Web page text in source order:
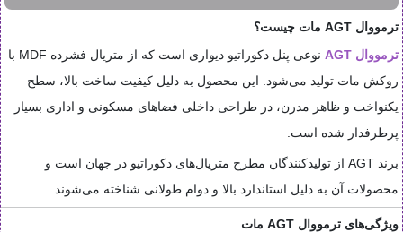
ترمووال AGT مات چیست؟
ترمووال AGT
نوعی پنل دکوراتیو دیواری است که از متریال فشرده MDF با
روکش مات تولید می‌شود. این محصول به دلیل کیفیت ساخت بالا، سطح
یکنواخت و ظاهر مدرن، در طراحی داخلی فضاهای مسکونی و اداری بسیار
پرطرفدار شده است.
برند AGTاز تولیدکنندگان مطرح متریال‌های دکوراتیو در جهان است و
محصولات آن به دلیل استاندارد بالا و دوام طولانی شناخته می‌شوند.
ویژگی‌های ترمووال AGT مات